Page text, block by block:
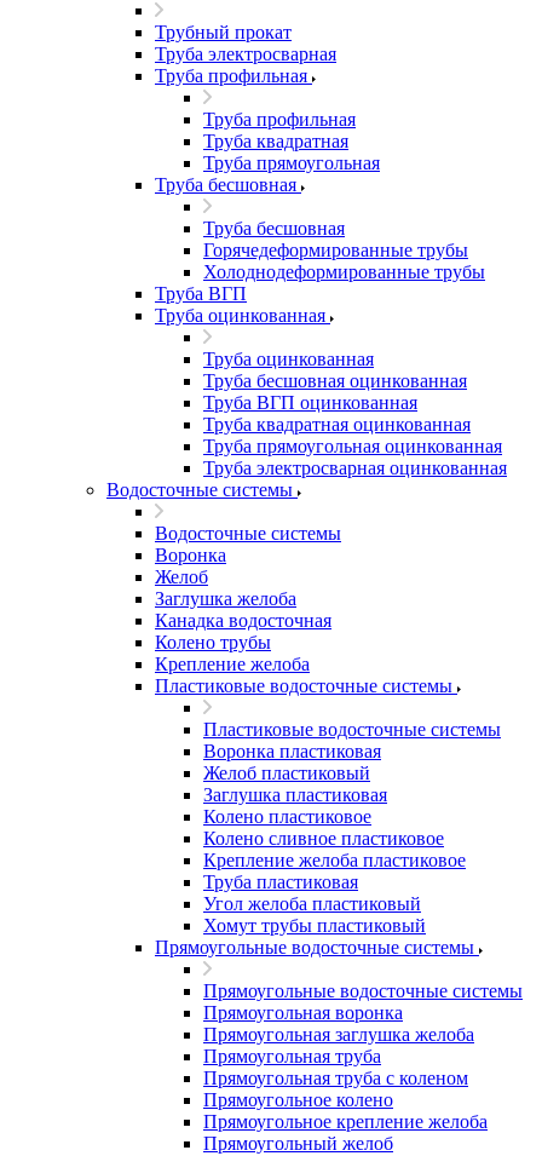
Трубный прокат
Труба электросварная
Труба профильная
Труба профильная
Труба квадратная
Труба прямоугольная
Труба бесшовная
Труба бесшовная
Горячедеформированные трубы
Холоднодеформированные трубы
Труба ВГП
Труба оцинкованная
Труба оцинкованная
Труба бесшовная оцинкованная
Труба ВГП оцинкованная
Труба квадратная оцинкованная
Труба прямоугольная оцинкованная
Труба электросварная оцинкованная
Водосточные системы
Водосточные системы
Воронка
Желоб
Заглушка желоба
Канадка водосточная
Колено трубы
Крепление желоба
Пластиковые водосточные системы
Пластиковые водосточные системы
Воронка пластиковая
Желоб пластиковый
Заглушка пластиковая
Колено пластиковое
Колено сливное пластиковое
Крепление желоба пластиковое
Труба пластиковая
Угол желоба пластиковый
Хомут трубы пластиковый
Прямоугольные водосточные системы
Прямоугольные водосточные системы
Прямоугольная воронка
Прямоугольная заглушка желоба
Прямоугольная труба
Прямоугольная труба c коленом
Прямоугольное колено
Прямоугольное крепление желоба
Прямоугольный желоб